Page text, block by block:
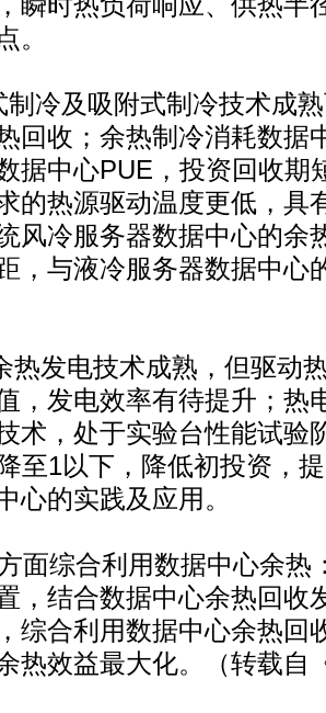
。
及吸附式制冷技术成熟
回收；余热制冷消耗数据
据中心PUE，投资回收期
的热源驱动温度更低，具
风冷服务器数据中心的余
，与液冷服务器数据中心
发电技术成熟，但驱动
，发电效率有待提升；热
术，处于实验台性能试验
至1以下，降低初投资，
心的实践及应用。
综合利用数据中心余热
，结合数据中心余热回收
综合利用数据中心余热回
热效益最大化。（转载自